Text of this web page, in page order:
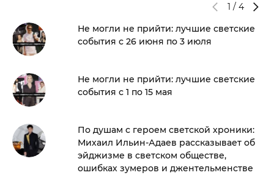
1 / 4
Не могли не прийти: лучшие светские
события с 26 июня по 3 июля
Не могли не прийти: лучшие светские
события с 1 по 15 мая
По душам с героем светской хроники:
Михаил Ильин-Адаев рассказывает об
эйджизме в светском обществе,
ошибках зумеров и джентельменстве